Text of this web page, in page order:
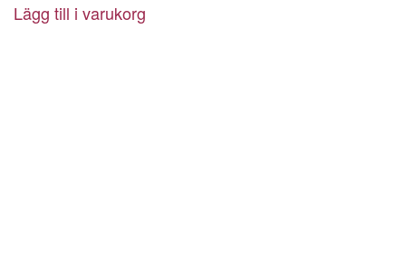
Lägg till i varukorg